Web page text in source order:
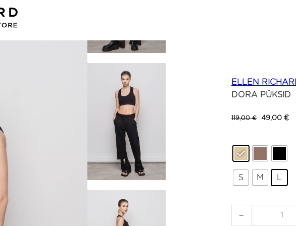
ELLEN
DORA PÜKSID
119,00€ Algne hind
49,00€
S M L